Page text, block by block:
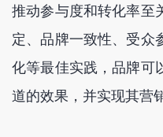
推动参与度和转化率至
定、品牌一致性、受众
化等最佳实践，品牌可
道的效果，并实现其营